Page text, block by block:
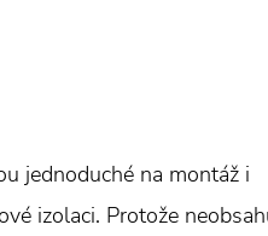
jednoduché na montáž i
izolaci. Protože